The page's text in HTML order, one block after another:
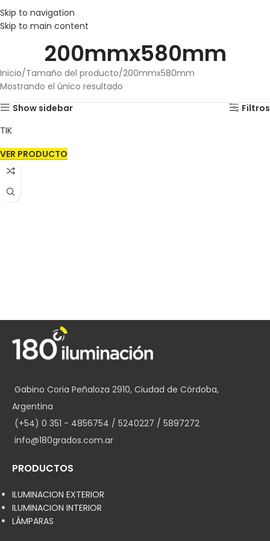
Skip to navigation
Skip to main content
200mmx580mm
Inicio Tamaño del producto 200mmx580mm
Mostrando el único resultado
Show sidebar
Filtros
TIK
VER PRODUCTO
Gabino Coria Peñaloza 2910, Ciudad de Córdoba,
Argentina
(+54) 0 351 - 4856754 / 5240227 / 5897272
info@180grados.com.ar
PRODUCTOS
ILUMINACION EXTERIOR
ILUMINACION INTERIOR
LÁMPARAS